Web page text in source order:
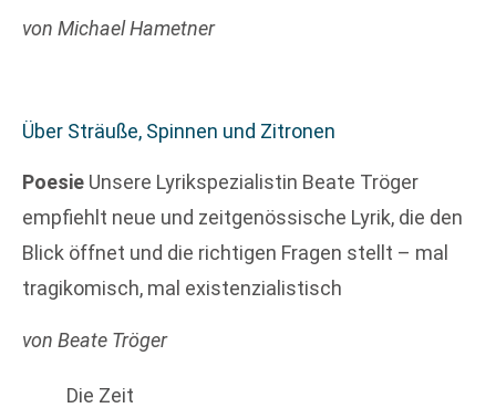
von Michael Hametner
Über Sträuße, Spinnen und Zitronen
Poesie Unsere Lyrikspezialistin Beate Tröger
empfiehlt neue und zeitgenössische Lyrik, die den
Blick öffnet und die richtigen Fragen stellt – mal
tragikomisch, mal existenzialistisch
von Beate Tröger
Die Zeit